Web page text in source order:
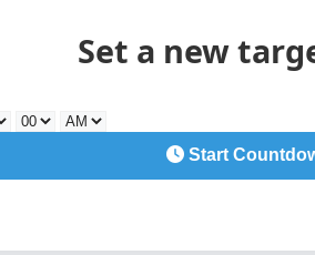
Set a new
Start